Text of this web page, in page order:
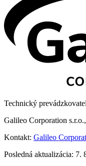
Technický
Galileo Corporation
Kontakt: Galileo
Posledná aktualizácia: 7.